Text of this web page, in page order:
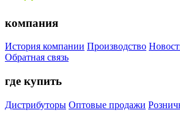
компания
История компании Производство
Обратная связь
где купить
Дистрибуторы Оптовые продажи